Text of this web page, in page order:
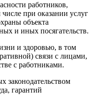
работников,
при оказании услуг
объекта
и иных посягательств.
и здоровью, в том
связи с лицами,
с работниками.
законодательством
гарантий